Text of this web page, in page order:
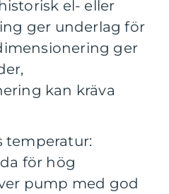
el- eller
ger underlag för
ger
kan kräva
temperatur:
för hög
pump med god